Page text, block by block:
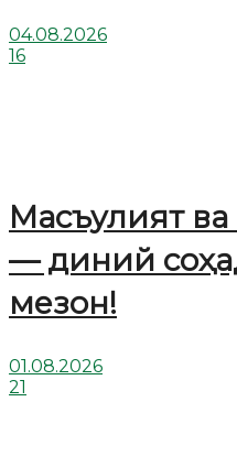
04.08.2026
16
Масъулият
— диний
мезон!
01.08.2026
21